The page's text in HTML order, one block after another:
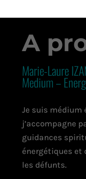
A
Marie-Laure
Medium –
Je suis médium
j’accompagne
guidances
énergétiques et
les défunts.